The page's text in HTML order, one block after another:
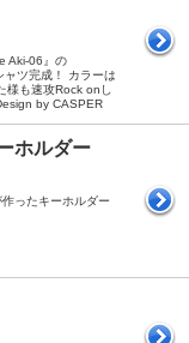
Aki-06』の
ツ完成！ カラーは
様も速攻Rock onし
by CASPER
ホルダー
ったキーホルダー